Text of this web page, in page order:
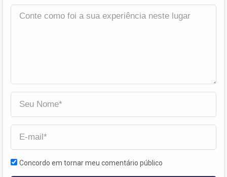
Concordo em tornar meu comentário público